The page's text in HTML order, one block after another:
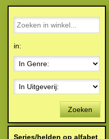
in:
Zoeken
Series/helden op alfabet